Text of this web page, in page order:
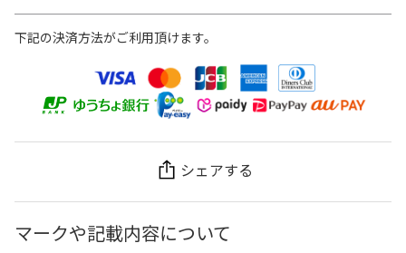
下記の決済方法がご利用頂けます。
シェアする
マークや記載内容について